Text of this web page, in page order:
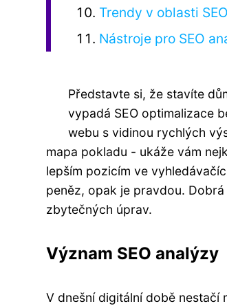
Trendy v oblasti SEO
Nástroje pro SEO
Představte si, že stavíte
vypadá SEO optimalizace
webu s vidinou rychlých
mapa pokladu - ukáže vám
lepším pozicím ve
peněz, opak je pravdou.
zbytečných úprav.
Význam SEO analýzy
V dnešní digitální době nestačí